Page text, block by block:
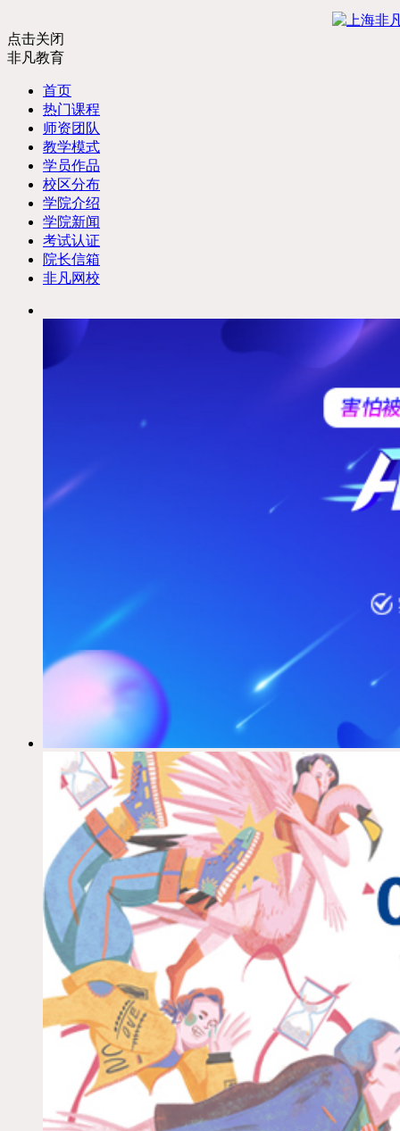
点击关闭
非凡教育
首页
热门课程
师资团队
教学模式
学员作品
校区分布
学院介绍
学院新闻
考试认证
院长信箱
非凡网校